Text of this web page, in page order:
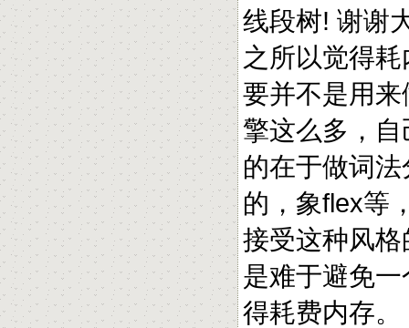
线段树! 谢谢
之所以觉得
要并不是用
擎这么多，
的在于做词
的，象flex等
接受这种风
是难于避免
得耗费内存